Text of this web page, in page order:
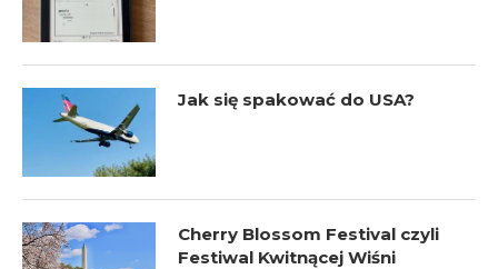
Jak się spakować do USA?
Cherry Blossom Festival czyli
Festiwal Kwitnącej Wiśni